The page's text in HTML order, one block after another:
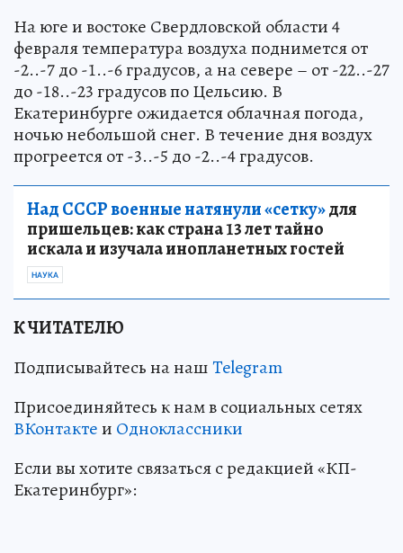
На юге и востоке Свердловской области 4
февраля температура воздуха поднимется от
-2..-7 до -1..-6 градусов, а на севере – от -22..-27
до -18..-23 градусов по Цельсию. В
Екатеринбурге ожидается облачная погода,
ночью небольшой снег. В течение дня воздух
прогреется от -3..-5 до -2..-4 градусов.
Над СССР военные натянули «сетку»для
пришельцев: как страна 13 лет тайно
искала и изучала инопланетных гостей
НАУКА
К ЧИТАТЕЛЮ
Подписывайтесь на нашTelegram
Присоединяйтесь к нам в социальных сетях
ВКонтактеи Одноклассники
Если вы хотите связаться с редакцией «КП-
Екатеринбург»: